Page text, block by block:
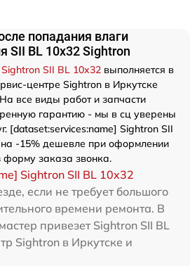
попадания влаги
SII BL 10x32 Sightron
SII BL 10x32 выполняется в
центре Sightron в Иркутске
все виды работ и запчасти
гарантию - мы в сц уверены
[dataset:services:name] Sightron SII
на -15% дешевле при оформлении
форму заказа звонка.
Sightron SII BL 10x32
если не требует большого
времени ремонта. В
привезет Sightron SII BL
Sightron в Иркутске и